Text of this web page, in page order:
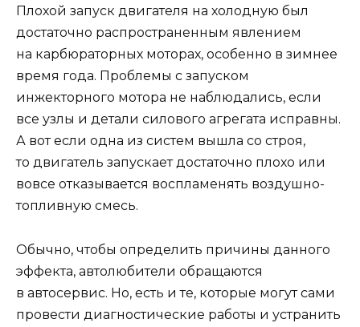
Плохой запуск двигателя на холодную был
достаточно распространенным явлением
на карбюраторных моторах, особенно в зимнее
время года. Проблемы с запуском
инжекторного мотора не наблюдались, если
все узлы и детали силового агрегата исправны.
А вот если одна из систем вышла со строя,
то двигатель запускает достаточно плохо или
вовсе отказывается воспламенять воздушно-
топливную смесь.
Обычно, чтобы определить причины данного
эффекта, автолюбители обращаются
в автосервис. Но, есть и те, которые могут сами
провести диагностические работы и устранить